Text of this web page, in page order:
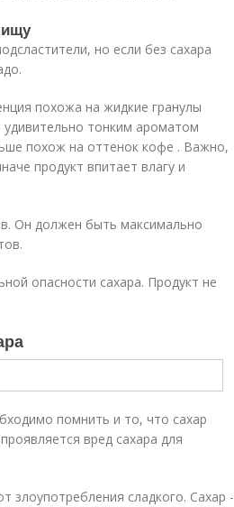
но если без сахара
похожа на жидкие гранулы
удивительно тонким ароматом
похож на оттенок кофе . Важно,
продукт впитает влагу и
Он должен быть максимально
опасности сахара. Продукт не
помнить и то, что сахар
вред сахара для
злоупотребления сладкого. Сахар -